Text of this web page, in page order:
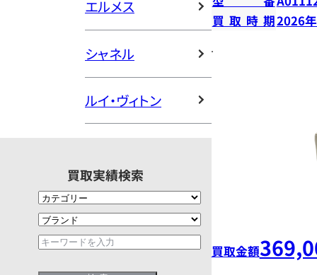
エルメス
シャネル
ルイ・ヴィトン
買取実績検索
買取時期2026
買取金額